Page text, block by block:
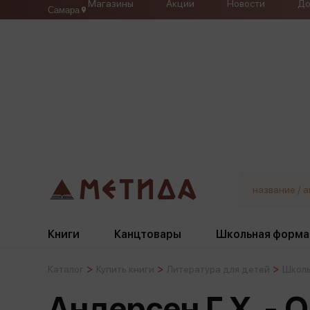
Самара
Магазины Акции Новости
Книги Канцтовары Школьная форма